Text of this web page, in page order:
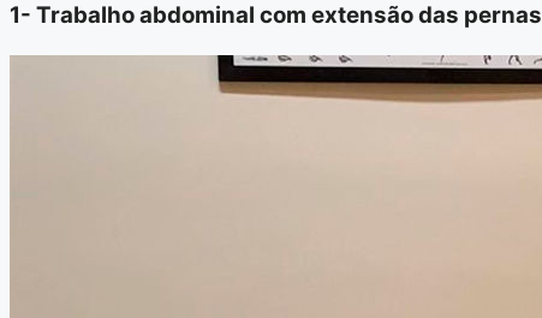
1- Trabalho abdominal com extensão das pernas